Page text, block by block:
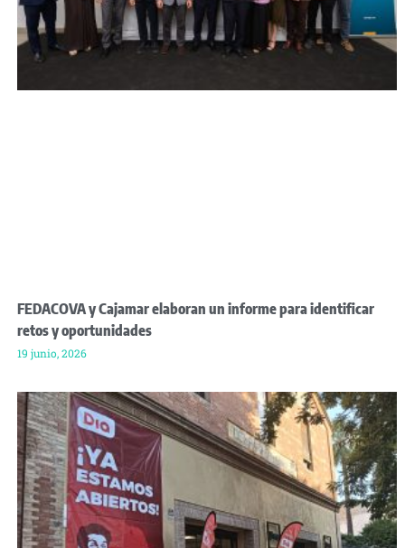
FEDACOVA y Cajamar elaboran un informe para identificar
retos y oportunidades
19 junio, 2026